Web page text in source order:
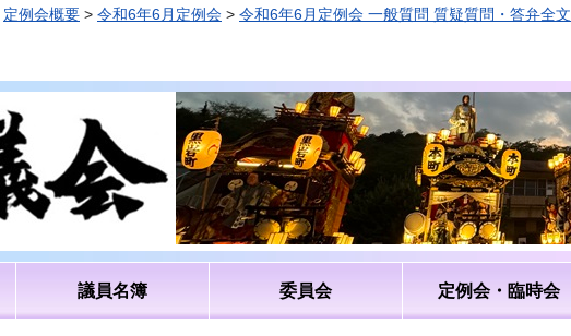
定例会概要 > 令和6年6月定例会 > 令和6年6月定例会 一般質問 質疑質問・答弁全文
議員名簿 委員会 定例会・臨時会